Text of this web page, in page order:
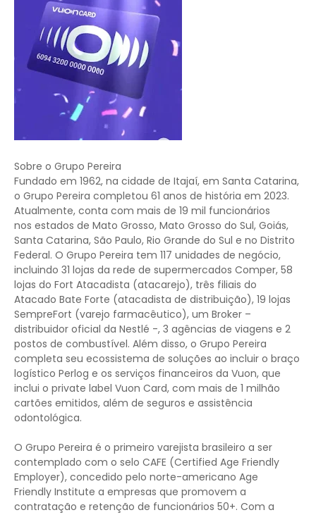
Sobre o Grupo Pereira
Fundado em 1962, na cidade de Itajaí, em Santa Catarina,
o Grupo Pereira completou 61 anos de história em 2023.
Atualmente, conta com mais de 19 mil funcionários
nos estados de Mato Grosso, Mato Grosso do Sul, Goiás,
Santa Catarina, São Paulo, Rio Grande do Sul e no Distrito
Federal. O Grupo Pereira tem 117 unidades de negócio,
incluindo 31 lojas da rede de supermercados Comper, 58
lojas do Fort Atacadista (atacarejo), três filiais do
Atacado Bate Forte (atacadista de distribuição), 19 lojas
SempreFort (varejo farmacêutico), um Broker –
distribuidor oficial da Nestlé -, 3 agências de viagens e 2
postos de combustível. Além disso, o Grupo Pereira
completa seu ecossistema de soluções ao incluir o braço
logístico Perlog e os serviços financeiros da Vuon, que
inclui o private label Vuon Card, com mais de 1 milhão
cartões emitidos, além de seguros e assistência
odontológica.
O Grupo Pereira é o primeiro varejista brasileiro a ser
contemplado com o selo CAFE (Certified Age Friendly
Employer), concedido pelo norte-americano Age
Friendly Institute a empresas que promovem a
contratação e retenção de funcionários 50+. Com a